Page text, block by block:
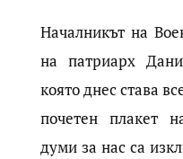
Началникът на
на патриарх
която днес става
почетен плакет
думи за нас са